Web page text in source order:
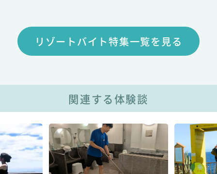
リゾートバイト特集一覧を見る
関連する体験談